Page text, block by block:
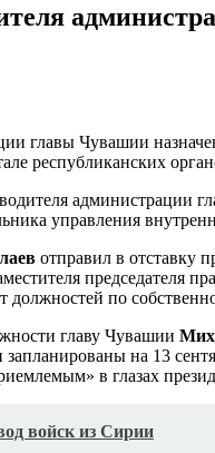
главы Чувашии
республиканских
администрации
управления
отправил в отставку
председателя
по
главу Чувашии
на 13
в глазах
войск из Сирии